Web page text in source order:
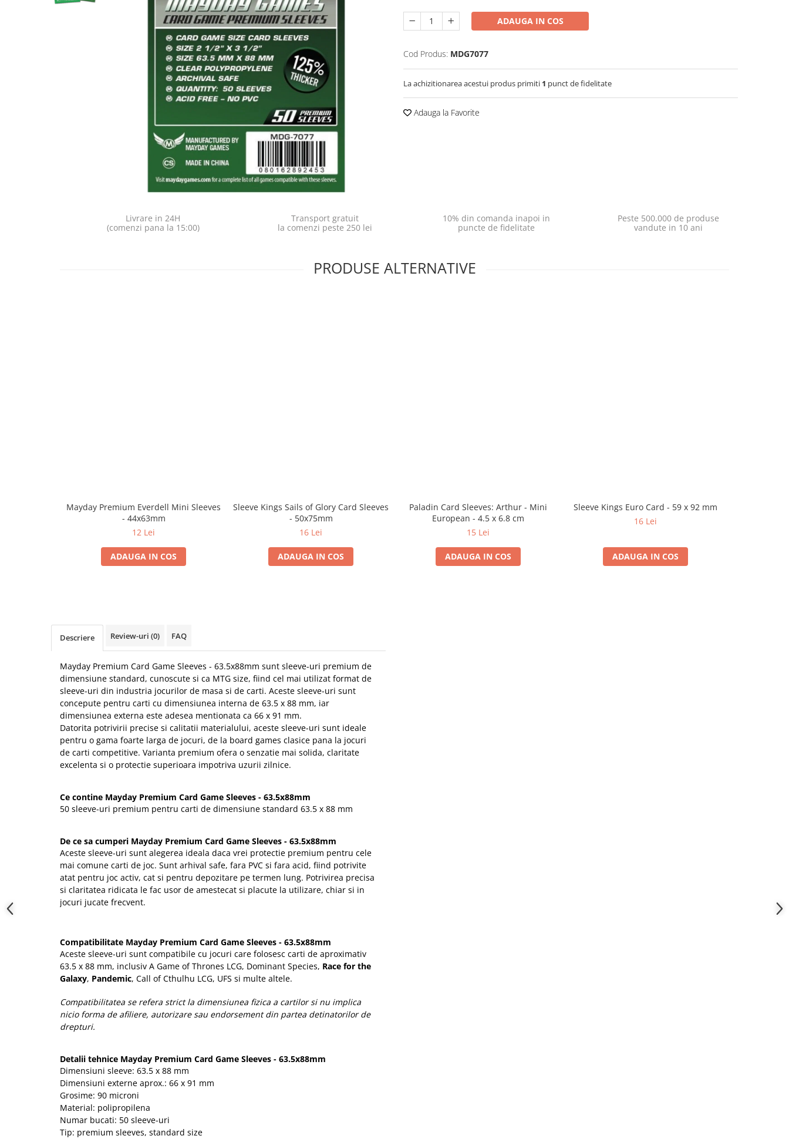
Jocuri pentru o persoana
ADAUGA IN COS
Cod Produs: MDG7077
La achizitionarea acestui produs primiti 1 punct de fidelitate
Adauga la Favorite
Livrare in 24H
(comenzi pana la 15:00)
Transport gratuit
la comenzi peste 250 lei
10% din comanda inapoi in
puncte de fidelitate
Peste 500.000 de produse
vandute in 10 ani
PRODUSE ALTERNATIVE
Mayday Premium Everdell Mini Sleeves
- 44x63mm
12 Lei
ADAUGA IN COS
Sleeve Kings Sails of Glory Card Sleeves
- 50x75mm
16 Lei
ADAUGA IN COS
Paladin Card Sleeves: Arthur - Mini
European - 4.5 x 6.8 cm
15 Lei
ADAUGA IN COS
Sleeve Kings Euro Card - 59 x 92 mm
16 Lei
ADAUGA IN COS
Descriere Review-uri (0) FAQ
Mayday Premium Card Game Sleeves - 63.5x88mm sunt sleeve-uri premium de
dimensiune standard, cunoscute si ca MTG size, fiind cel mai utilizat format de
sleeve-uri din industria jocurilor de masa si de carti. Aceste sleeve-uri sunt
concepute pentru carti cu dimensiunea interna de 63.5 x 88 mm, iar
dimensiunea externa este adesea mentionata ca 66 x 91 mm.
Datorita potrivirii precise si calitatii materialului, aceste sleeve-uri sunt ideale
pentru o gama foarte larga de jocuri, de la board games clasice pana la jocuri
de carti competitive. Varianta premium ofera o senzatie mai solida, claritate
excelenta si o protectie superioara impotriva uzurii zilnice.
Ce contine Mayday Premium Card Game Sleeves - 63.5x88mm
50 sleeve-uri premium pentru carti de dimensiune standard 63.5 x 88 mm
De ce sa cumperi Mayday Premium Card Game Sleeves - 63.5x88mm
Aceste sleeve-uri sunt alegerea ideala daca vrei protectie premium pentru cele
mai comune carti de joc. Sunt arhival safe, fara PVC si fara acid, fiind potrivite
atat pentru joc activ, cat si pentru depozitare pe termen lung. Potrivirea precisa
si claritatea ridicata le fac usor de amestecat si placute la utilizare, chiar si in
jocuri jucate frecvent.
Compatibilitate Mayday Premium Card Game Sleeves - 63.5x88mm
Aceste sleeve-uri sunt compatibile cu jocuri care folosesc carti de aproximativ
63.5 x 88 mm, inclusiv A Game of Thrones LCG, Dominant Species, Race for the
Galaxy, Pandemic, Call of Cthulhu LCG, UFS si multe altele.
Compatibilitatea se refera strict la dimensiunea fizica a cartilor si nu implica
nicio forma de afiliere, autorizare sau endorsement din partea detinatorilor de
drepturi.
Detalii tehnice Mayday Premium Card Game Sleeves - 63.5x88mm
Dimensiuni sleeve: 63.5 x 88 mm
Dimensiuni externe aprox.: 66 x 91 mm
Grosime: 90 microni
Material: polipropilena
Numar bucati: 50 sleeve-uri
Tip: premium sleeves, standard size